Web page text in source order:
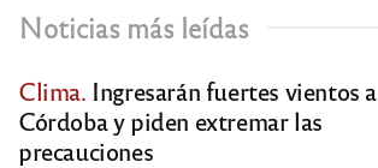
Noticias más leídas
Clima. Ingresarán fuertes vientos a
Córdoba y piden extremar las
precauciones